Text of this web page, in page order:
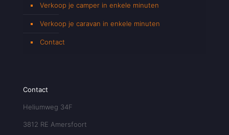
Verkoop je camper in enkele minuten
Verkoop je caravan in enkele minuten
Contact
Contact
Heliumweg 34F
3812 RE Amersfoort